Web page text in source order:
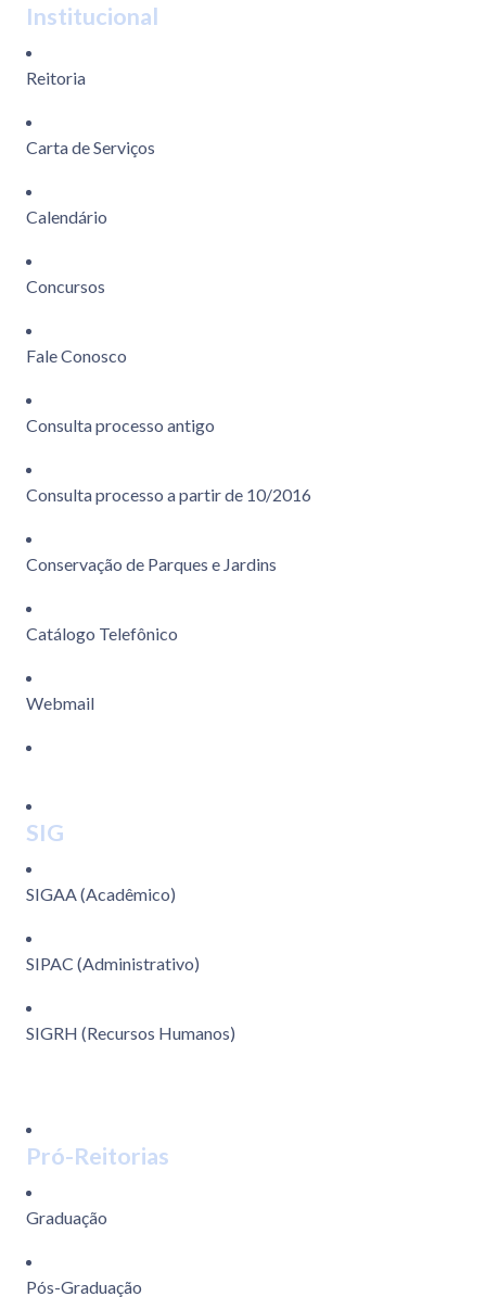
Institucional
Reitoria
Carta de Serviços
Calendário
Concursos
Fale Conosco
Consulta processo antigo
Consulta processo a partir de 10/2016
Conservação de Parques e Jardins
Catálogo Telefônico
Webmail
SIG
SIGAA (Acadêmico)
SIPAC (Administrativo)
SIGRH (Recursos Humanos)
Pró-Reitorias
Graduação
Pós-Graduação